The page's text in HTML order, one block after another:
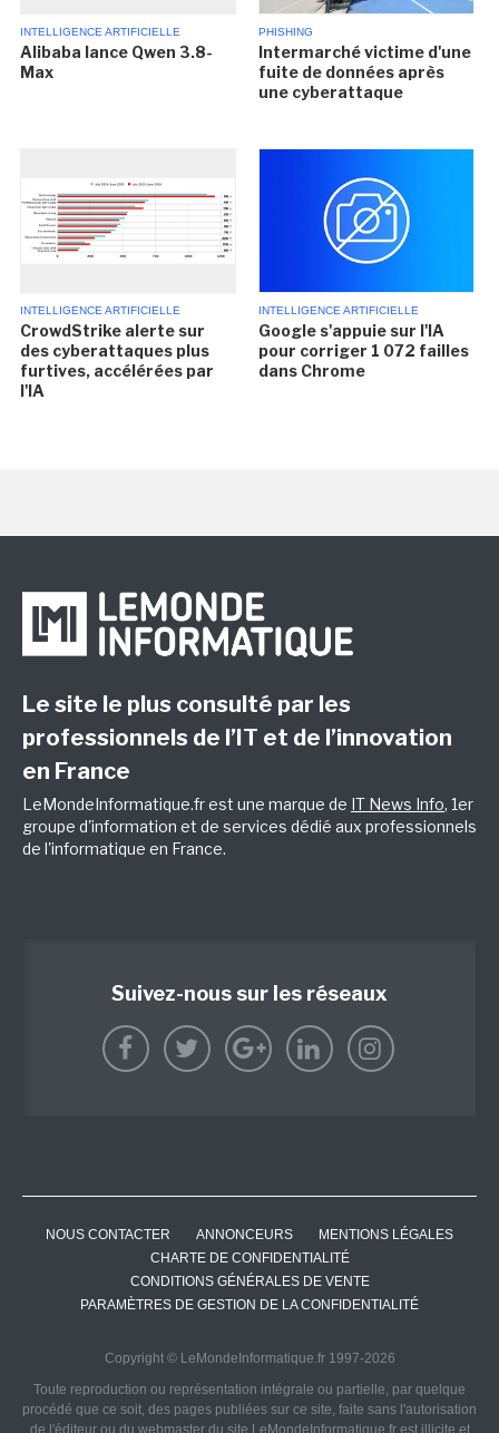
INTELLIGENCE ARTIFICIELLE
Alibaba lance Qwen 3.8-
Max
PHISHING
Intermarché victime d'une
fuite de données après
une cyberattaque
INTELLIGENCE ARTIFICIELLE
CrowdStrike alerte sur
des cyberattaques plus
furtives, accélérées par
l'IA
INTELLIGENCE ARTIFICIELLE
Google s'appuie sur l'IA
pour corriger 1 072 failles
dans Chrome
Le site le plus consulté par les
professionnels de l’IT et de l’innovation
en France
LeMondeInformatique.fr est une marque de IT News Info, 1er
groupe d'information et de services dédié aux professionnels
de l'informatique en France.
Suivez-nous sur les réseaux
NOUS CONTACTER ANNONCEURS
MENTIONS LÉGALES
CHARTE DE CONFIDENTIALITÉ
CONDITIONS GÉNÉRALES DE VENTE
PARAMÈTRES DE GESTION DE LA CONFIDENTIALITÉ
Copyright © LeMondeInformatique.fr 1997-2026
Toute reproduction ou représentation intégrale ou partielle, par quelque
procédé que ce soit, des pages publiées sur ce site, faite sans l'autorisation
de l'éditeur ou du webmaster du site LeMondeInformatique.fr est illicite et